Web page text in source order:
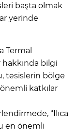
başta olmak
yerinde
Termal
hakkında bilgi
tesislerin bölge
katkılar
“Ilıca
en önemli